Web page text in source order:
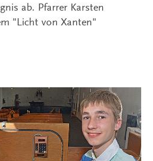
ab. Pfarrer Karsten
"Licht von Xanten"